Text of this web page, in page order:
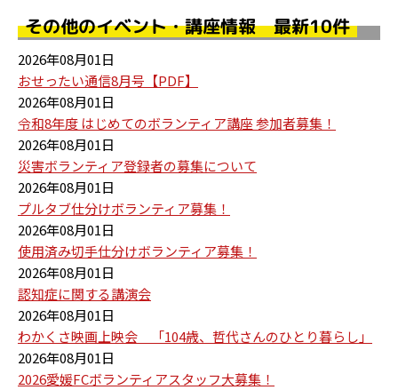
その他のイベント・講座情報 最新10件
2026年08月01日
おせったい通信8月号【PDF】
2026年08月01日
令和8年度 はじめてのボランティア講座 参加者募集！
2026年08月01日
災害ボランティア登録者の募集について
2026年08月01日
プルタブ仕分けボランティア募集！
2026年08月01日
使用済み切手仕分けボランティア募集！
2026年08月01日
認知症に関する講演会
2026年08月01日
わかくさ映画上映会 「104歳、哲代さんのひとり暮らし」
2026年08月01日
2026愛媛FCボランティアスタッフ大募集！